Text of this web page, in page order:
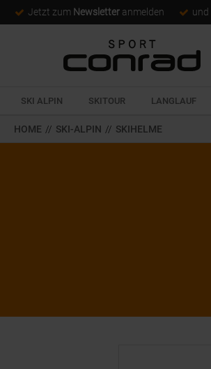
Jetzt zum Newsletter anmelden und
SKI ALPIN SKITOUR LANGLAUF
HOME // SKI-ALPIN // SKIHELME